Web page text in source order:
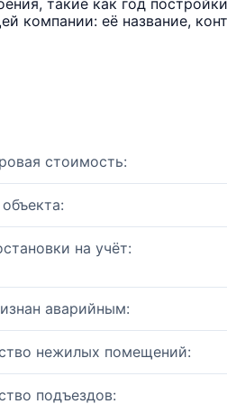
такие как год
компании: её название,
стоимость:
на учёт:
аварийным:
нежилых помещений:
подъездов: